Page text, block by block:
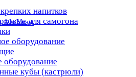
напитков
для самогона
оборудование
кубы (кастрюли)